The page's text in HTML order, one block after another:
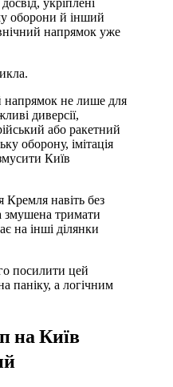
укріплені
оборони й інший
напрямок уже
напрямок не лише для
диверсії,
або ракетний
оборону, імітація
Київ
Кремля навіть без
змушена тримати
на інші ділянки
посилити цей
паніку, а логічним
на Київ